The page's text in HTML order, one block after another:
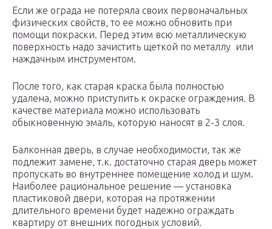
Если же ограда не потеряла своих первоначальных
физических свойств, то ее можно обновить при
помощи покраски. Перед этим всю металлическую
поверхность надо зачистить щеткой по металлу или
наждачным инструментом.
После того, как старая краска была полностью
удалена, можно приступить к окраске ограждения. В
качестве материала можно использовать
обыкновенную эмаль, которую наносят в 2-3 слоя.
Балконная дверь, в случае необходимости, так же
подлежит замене, т.к. достаточно старая дверь может
пропускать во внутреннее помещение холод и шум.
Наиболее рациональное решение — установка
пластиковой двери, которая на протяжении
длительного времени будет надежно ограждать
квартиру от внешних погодных условий.